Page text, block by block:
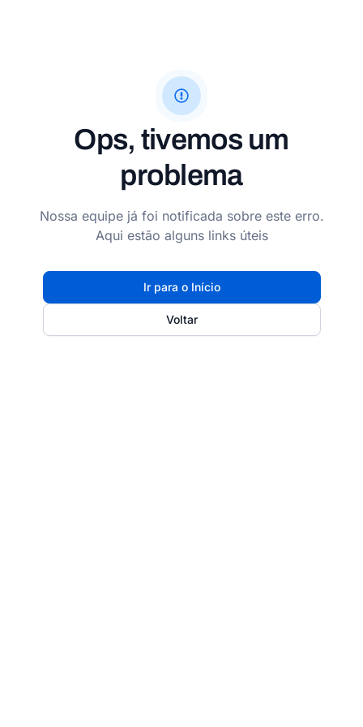
Ops, tivemos um
problema
Nossa equipe já foi notificada sobre este erro.
Aqui estão alguns links úteis
Ir para o Início
Voltar